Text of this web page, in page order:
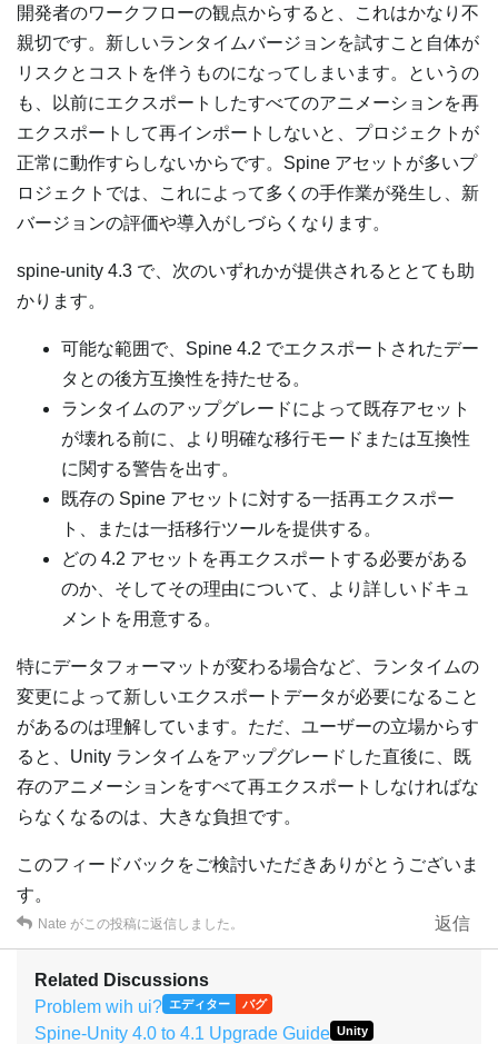
開発者のワークフローの観点からすると、これはかなり不
親切です。新しいランタイムバージョンを試すこと自体が
リスクとコストを伴うものになってしまいます。というの
も、以前にエクスポートしたすべてのアニメーションを再
エクスポートして再インポートしないと、プロジェクトが
正常に動作すらしないからです。Spine アセットが多いプ
ロジェクトでは、これによって多くの手作業が発生し、新
バージョンの評価や導入がしづらくなります。
spine-unity 4.3 で、次のいずれかが提供されるととても助
かります。
可能な範囲で、Spine 4.2 でエクスポートされたデー
タとの後方互換性を持たせる。
ランタイムのアップグレードによって既存アセット
が壊れる前に、より明確な移行モードまたは互換性
に関する警告を出す。
既存の Spine アセットに対する一括再エクスポー
ト、または一括移行ツールを提供する。
どの 4.2 アセットを再エクスポートする必要がある
のか、そしてその理由について、より詳しいドキュ
メントを用意する。
特にデータフォーマットが変わる場合など、ランタイムの
変更によって新しいエクスポートデータが必要になること
があるのは理解しています。ただ、ユーザーの立場からす
ると、Unity ランタイムをアップグレードした直後に、既
存のアニメーションをすべて再エクスポートしなければな
らなくなるのは、大きな負担です。
このフィードバックをご検討いただきありがとうございま
す。
返信
Nate がこの投稿に返信しました。
Related Discussions
Problem wih ui? エディター バグ
Spine-Unity 4.0 to 4.1 Upgrade Guide Unity